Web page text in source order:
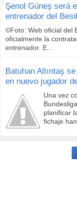
Şenol Güneş será
entrenador del
©Foto: Web oficial del
oficialmente la
entrenador. E...
Batuhan Altıntaş
en nuevo jugador
Una vez
planificar
fichaje